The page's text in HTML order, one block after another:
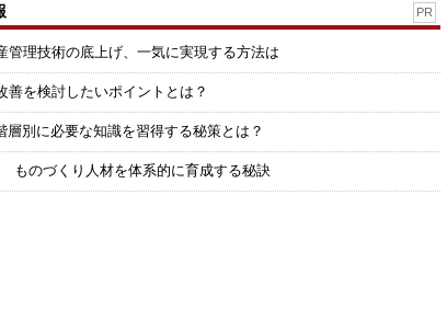
PR
理技術の底上げ、一気に実現する方法は
を検討したいポイントとは？
別に必要な知識を習得する秘策とは？
ものづくり人材を体系的に育成する秘訣